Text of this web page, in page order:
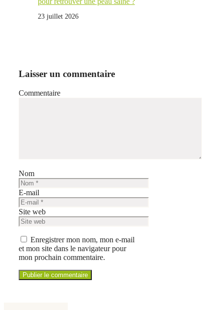
23 juillet 2026
Laisser un commentaire
Commentaire
Nom
E-mail
Site web
Enregistrer mon nom, mon e-mail
et mon site dans le navigateur pour
mon prochain commentaire.